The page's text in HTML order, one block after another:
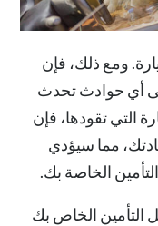
ومع ذلك، فإن
أي حوادث تحدث
التي تقودها، فإن
مما سيؤدي
الخاصة بك.
التأمين الخاص بك